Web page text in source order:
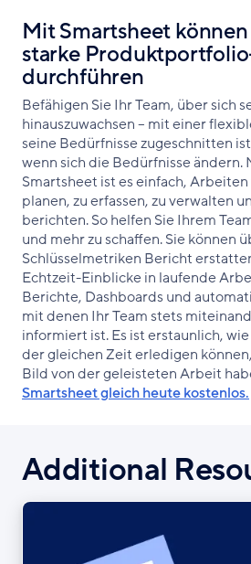
Mit Smartsheet können
starke
durchführen
Befähigen Sie Ihr Team, über sich
hinauszuwachsen – mit einer
seine Bedürfnisse zugeschnitten
wenn sich die Bedürfnisse
Smartsheet ist es einfach,
planen, zu erfassen, zu verwalten
berichten. So helfen Sie Ihrem
und mehr zu schaffen. Sie können
Schlüsselmetriken Bericht
Echtzeit-Einblicke in laufende
Berichte, Dashboards und
mit denen Ihr Team stets
informiert ist. Es ist erstaunlich,
der gleichen Zeit erledigen
Bild von der geleisteten Arbeit
Smartsheet gleich heute kostenlos.
Additional